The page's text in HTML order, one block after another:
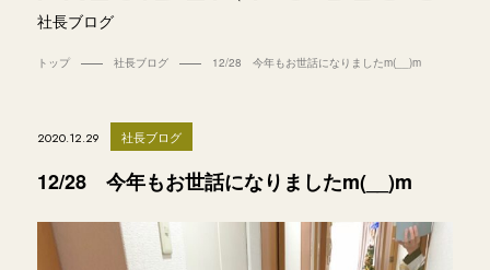
社長ブログ
トップ 社長ブログ 12/28 今年もお世話になりましたm(__)m
2020.12.29 社長ブログ
12/28 今年もお世話になりましたm(__)m